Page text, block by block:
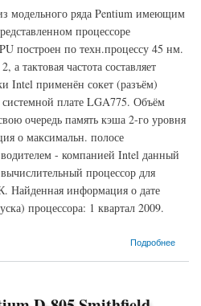
модельного ряда Pentium имеющим
процессоре
построен по техн.процессу 45 нм.
а тактовая частота составляет
Intel применён сокет (разъём)
плате LGA775. Объём
очередь память кэша 2-го уровня
о максимальн. полосе
- компанией Intel данный
процессор для
Найденная информация о дате
процессора: 1 квартал 2009.
Подробнее
(2700MHz, LGA775, L3 -, L2 2048 Кб)